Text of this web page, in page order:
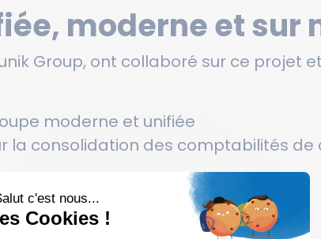
c'est nous...
Cookies !
moderne et sur
Group, ont collaboré sur ce projet
moderne et unifiée
la consolidation des comptabilités de
la facturation client et intragroupe